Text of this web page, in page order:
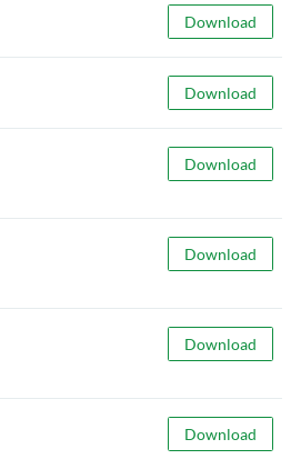
Budget ARA
Download
Budget ARA
Download
Budget
Download
Budget
Download
Budget
Download
Budget
Download